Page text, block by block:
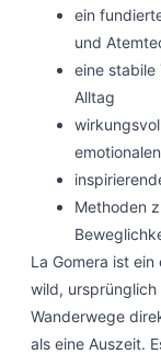
ein
und
eine stabile
Alltag
Methoden
La Gomera ist
wild,
Wanderwege
als eine Auszeit.